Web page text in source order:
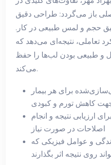
باز می‌گردد: طراحی دقیق
حجم و لمس طبیعی در کار.
تعاملی، نتیجه‌ای می‌دهد که
و طبیعی بودن لب‌ها را حفظ
می‌کند.
برای هر بیمار
کاهش تورم و کبودی
ارزیابی نتیجه و انجام
اصلاحات در صورت نیاز
و عوامل فیزیکی که
روی نتیجه اثر بگذارند